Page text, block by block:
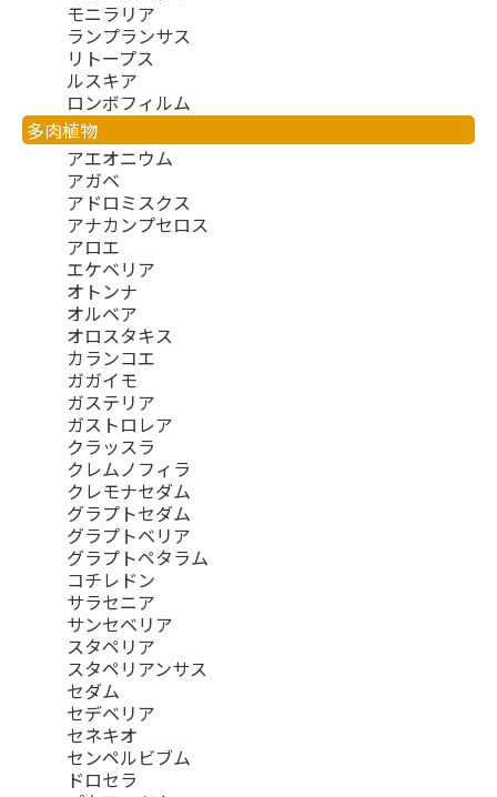
モニラリア
ランプランサス
リトープス
ルスキア
ロンボフィルム
多肉植物
アエオニウム
アガベ
アドロミスクス
アナカンプセロス
アロエ
エケベリア
オトンナ
オルベア
オロスタキス
カランコエ
ガガイモ
ガステリア
ガストロレア
クラッスラ
クレムノフィラ
クレモナセダム
グラプトセダム
グラプトベリア
グラプトペタラム
コチレドン
サラセニア
サンセベリア
スタペリア
スタペリアンサス
セダム
セデベリア
セネキオ
センペルビブム
ドロセラ